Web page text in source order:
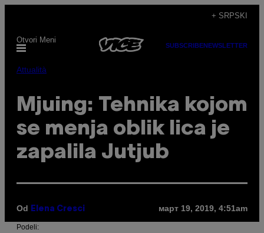
садржај
+ SRPSKI
Otvori Meni
SUBSCRIBENEWSLETTER
Attualità
Mjuing: Tehnika kojom
se menja oblik lica je
zapalila Jutjub
Od Elena Cresci март 19, 2019, 4:51am
Podeli: